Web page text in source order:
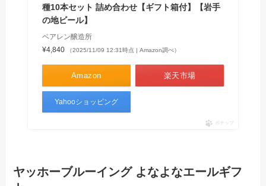
種10本セット 詰め合わせ【ギフト箱付】【岩手
の地ビール】
ベアレン醸造所
¥4,840
（2025/11/09 12:31時点 | Amazon調べ）
Amazon 楽天市場
Yahooショッピング
ポチップ
ヤッホーブルーイング よなよなエールギフ